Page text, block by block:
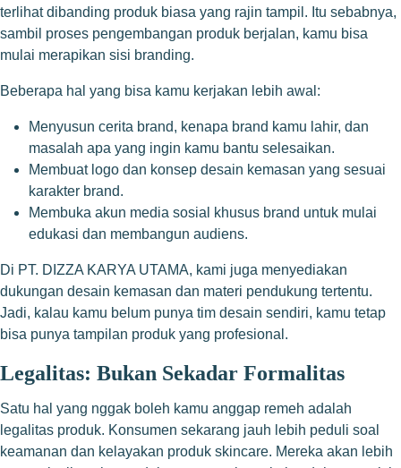
terlihat dibanding produk biasa yang rajin tampil. Itu sebabnya,
sambil proses pengembangan produk berjalan, kamu bisa
mulai merapikan sisi branding.
Beberapa hal yang bisa kamu kerjakan lebih awal:
Menyusun cerita brand, kenapa brand kamu lahir, dan
masalah apa yang ingin kamu bantu selesaikan.
Membuat logo dan konsep desain kemasan yang sesuai
karakter brand.
Membuka akun media sosial khusus brand untuk mulai
edukasi dan membangun audiens.
Di PT. DIZZA KARYA UTAMA, kami juga menyediakan
dukungan desain kemasan dan materi pendukung tertentu.
Jadi, kalau kamu belum punya tim desain sendiri, kamu tetap
bisa punya tampilan produk yang profesional.
Legalitas: Bukan Sekadar Formalitas
Satu hal yang nggak boleh kamu anggap remeh adalah
legalitas produk. Konsumen sekarang jauh lebih peduli soal
keamanan dan kelayakan produk skincare. Mereka akan lebih